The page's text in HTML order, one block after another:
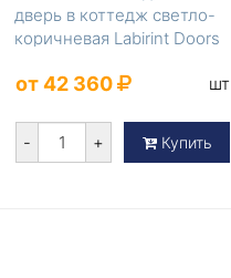
дверь в коттедж светло-
коричневая Labirint Doors
от 42 360 шт
- + Купить